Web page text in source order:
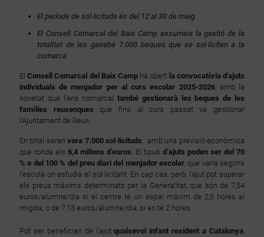
El període de sol·licituds és del 12 al 30 de maig
El Consell Comarcal del Baix Camp assumeix la gestió de la
totalitat de les gairebé 7.000 beques que se sol·liciten a la
comarca
ElConsell Comarcal del Baix Camp ha obert la convocatòria d'ajuts
individuals de menjador per al curs escolar 2025-2026, amb la
novetat que l’ens comarcaltambé gestionarà les beques de les
famílies reusenques que fins al curs passat va gestionar
l’Ajuntament de Reus.
En total seranvora 7.000 sol·licituds, amb una previsió econòmica
que ronda els 6,4 milions d’euros. El tipus d’ajuts poden ser del 70
% o del 100 % del preu diari del menjador escolar, que varia segons
l’escola on estudia el sol·licitant. En cap cas, però, l’ajut pot superar
els preus màxims determinats per la Generalitat, que són de 7,54
euros/alumne/dia si el centre té un espai màxim de 2,5 hores al
migdia, o de 7,13 euros/alumne/dia, si en té 2 hores.
Pot ser beneficiari de l’ajutqualsevol infant resident a Catalunya,